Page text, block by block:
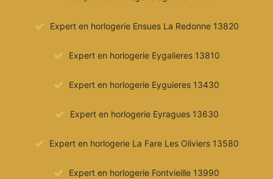
Expert en horlogerie Ensues La Redonne 13820
Expert en horlogerie Eygalieres 13810
Expert en horlogerie Eyguieres 13430
Expert en horlogerie Eyragues 13630
Expert en horlogerie La Fare Les Oliviers 13580
Expert en horlogerie Fontvieille 13990